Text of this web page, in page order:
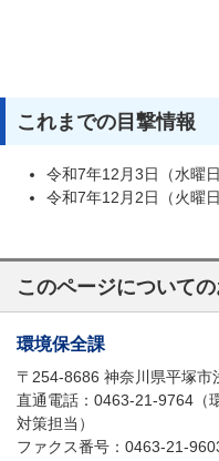
これまでの目撃情報
令和7年12月3日（水曜
令和7年12月2日（火曜
このページについて
環境保全課
〒254-8686 神奈川県平塚市
直通電話：0463-21-9764（
対策担当）
ファクス番号：0463-21-